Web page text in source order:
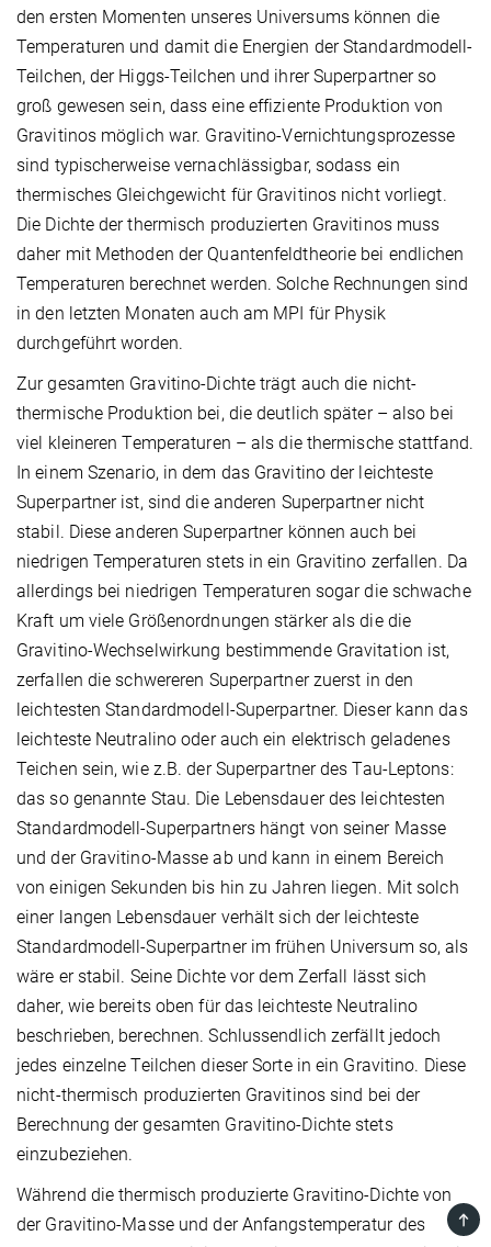
den ersten Momenten unseres Universums können die
Temperaturen und damit die Energien der Standardmodell-
Teilchen, der Higgs-Teilchen und ihrer Superpartner so
groß gewesen sein, dass eine effiziente Produktion von
Gravitinos möglich war. Gravitino-Vernichtungsprozesse
sind typischerweise vernachlässigbar, sodass ein
thermisches Gleichgewicht für Gravitinos nicht vorliegt.
Die Dichte der thermisch produzierten Gravitinos muss
daher mit Methoden der Quantenfeldtheorie bei endlichen
Temperaturen berechnet werden. Solche Rechnungen sind
in den letzten Monaten auch am MPI für Physik
durchgeführt worden.
Zur gesamten Gravitino-Dichte trägt auch die nicht-
thermische Produktion bei, die deutlich später – also bei
viel kleineren Temperaturen – als die thermische stattfand.
In einem Szenario, in dem das Gravitino der leichteste
Superpartner ist, sind die anderen Superpartner nicht
stabil. Diese anderen Superpartner können auch bei
niedrigen Temperaturen stets in ein Gravitino zerfallen. Da
allerdings bei niedrigen Temperaturen sogar die schwache
Kraft um viele Größenordnungen stärker als die die
Gravitino-Wechselwirkung bestimmende Gravitation ist,
zerfallen die schwereren Superpartner zuerst in den
leichtesten Standardmodell-Superpartner. Dieser kann das
leichteste Neutralino oder auch ein elektrisch geladenes
Teichen sein, wie z.B. der Superpartner des Tau-Leptons:
das so genannte Stau. Die Lebensdauer des leichtesten
Standardmodell-Superpartners hängt von seiner Masse
und der Gravitino-Masse ab und kann in einem Bereich
von einigen Sekunden bis hin zu Jahren liegen. Mit solch
einer langen Lebensdauer verhält sich der leichteste
Standardmodell-Superpartner im frühen Universum so, als
wäre er stabil. Seine Dichte vor dem Zerfall lässt sich
daher, wie bereits oben für das leichteste Neutralino
beschrieben, berechnen. Schlussendlich zerfällt jedoch
jedes einzelne Teilchen dieser Sorte in ein Gravitino. Diese
nicht-thermisch produzierten Gravitinos sind bei der
Berechnung der gesamten Gravitino-Dichte stets
einzubeziehen.
Während die thermisch produzierte Gravitino-Dichte von
der Gravitino-Masse und der Anfangstemperatur des
TOP